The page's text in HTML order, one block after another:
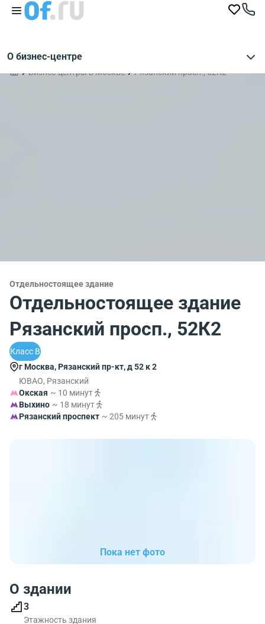
О бизнес-центре
Бизнес-центры в Москве Рязанский просп., 52К2
Отдельностоящее здание
Отдельностоящее здание
Рязанский просп., 52К2
Класс B
г Москва, Рязанский пр-кт, д 52 к 2
ЮВАО, Рязанский
Окская ~ 10 минут
Выхино ~ 18 минут
Рязанский проспект ~ 205 минут
Пока нет фото
О здании
3
Этажность здания